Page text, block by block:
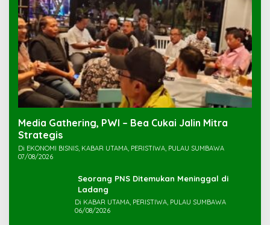
Media Gathering, PWI – Bea Cukai Jalin Mitra
Strategis
Di EKONOMI BISNIS, KABAR UTAMA, PERISTIWA, PULAU SUMBAWA
07/08/2026
Seorang PNS Ditemukan Meninggal di
Ladang
Di KABAR UTAMA, PERISTIWA, PULAU SUMBAWA
06/08/2026